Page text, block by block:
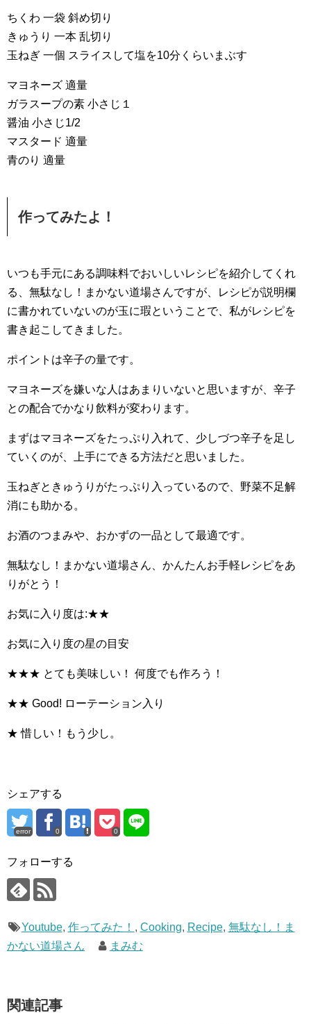
ちくわ 一袋 斜め切り
きゅうり 一本 乱切り
玉ねぎ 一個 スライスして塩を10分くらいまぶす
マヨネーズ 適量
ガラスープの素 小さじ１
醤油 小さじ1/2
マスタード 適量
青のり 適量
作ってみたよ！
いつも手元にある調味料でおいしいレシピを紹介してくれ
る、無駄なし！まかない道場さんですが、レシピが説明欄
に書かれていないのが玉に瑕ということで、私がレシピを
書き起こしてきました。
ポイントは辛子の量です。
マヨネーズを嫌いな人はあまりいないと思いますが、辛子
との配合でかなり飲料が変わります。
まずはマヨネーズをたっぷり入れて、少しづつ辛子を足し
ていくのが、上手にできる方法だと思いました。
玉ねぎときゅうりがたっぷり入っているので、野菜不足解
消にも助かる。
お酒のつまみや、おかずの一品として最適です。
無駄なし！まかない道場さん、かんたんお手軽レシピをあ
りがとう！
お気に入り度は:★★
お気に入り度の星の目安
★★★ とても美味しい！ 何度でも作ろう！
★★ Good! ローテーション入り
★ 惜しい！もう少し。
シェアする
error 0 0
フォローする
Youtube, 作ってみた！ , Cooking, Recipe, 無駄なし！ま
かない道場さん
まみむ
関連記事